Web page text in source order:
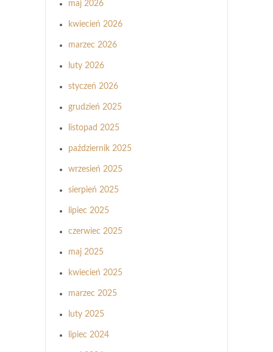
maj 2026
kwiecień 2026
marzec 2026
luty 2026
styczeń 2026
grudzień 2025
listopad 2025
październik 2025
wrzesień 2025
sierpień 2025
lipiec 2025
czerwiec 2025
maj 2025
kwiecień 2025
marzec 2025
luty 2025
lipiec 2024